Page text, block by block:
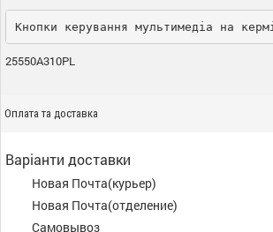
Кнопки керування мультимедіа на
25550A310PL
Оплата та доставка
Варіанти доставки
Новая Почта(курьер)
Новая Почта(отделение)
Самовывоз